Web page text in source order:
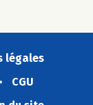
légales
CGU